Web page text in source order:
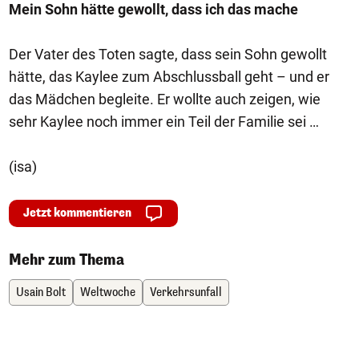
Mein Sohn hätte gewollt, dass ich das mache
Der Vater des Toten sagte, dass sein Sohn gewollt
hätte, das Kaylee zum Abschlussball geht – und er
das Mädchen begleite. Er wollte auch zeigen, wie
sehr Kaylee noch immer ein Teil der Familie sei …
(isa)
Jetzt kommentieren
Mehr zum Thema
Usain Bolt Weltwoche Verkehrsunfall